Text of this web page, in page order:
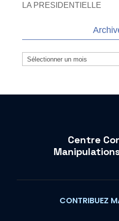
LA PRESIDENTIELLE
Archives
Centre
CONTRIBUEZ